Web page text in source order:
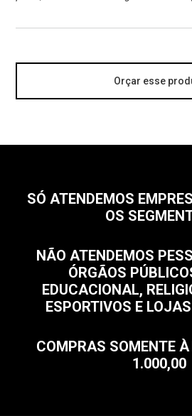
Orçar esse
SÓ ATENDEMOS
OS
NÃO ATENDEMOS
ÓRGÃOS
EDUCACIONAL,
ESPORTIVOS E
COMPRAS SOMENTE À
1.000,00